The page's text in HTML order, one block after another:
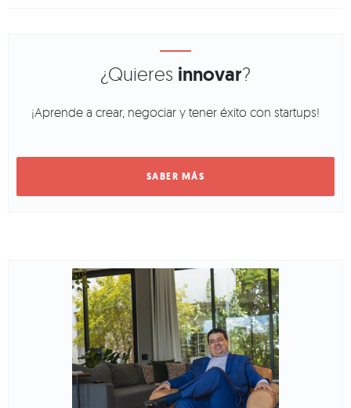
¿Quieres innovar?
¡Aprende a crear, negociar y tener éxito con startups!